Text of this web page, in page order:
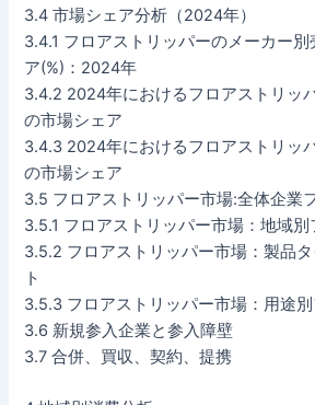
3.4 市場シェア分析（2024年）
3.4.1 フロアストリッパーのメーカー
ア(%)：2024年
3.4.2 2024年におけるフロアストリッ
の市場シェア
3.4.3 2024年におけるフロアストリッ
の市場シェア
3.5 フロアストリッパー市場:全体企業
3.5.1 フロアストリッパー市場：地域別
3.5.2 フロアストリッパー市場：製品
ト
3.5.3 フロアストリッパー市場：用途
3.6 新規参入企業と参入障壁
3.7 合併、買収、契約、提携